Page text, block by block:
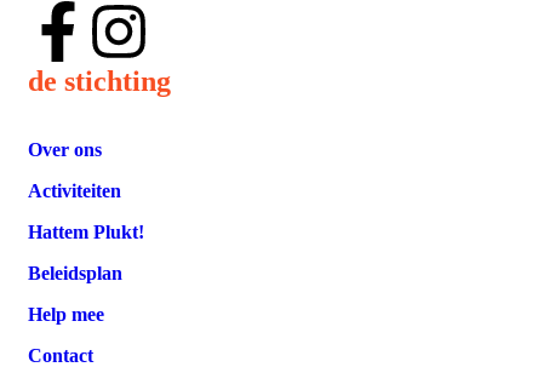
de stichting
Over ons
Activiteiten
Hattem Plukt!
Beleidsplan
Help mee
Contact